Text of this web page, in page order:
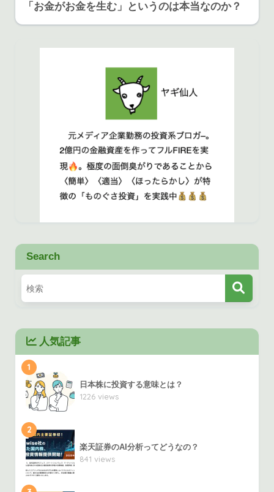
「お金がお金を生む」というのは本当なのか？
Search
人気記事
1
日本株に投資する意味とは？
1226 views
2
楽天証券のAI分析ってどうなの？
841 views